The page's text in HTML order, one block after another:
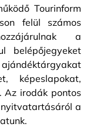
Tourinform
felül számos
a
belépőjegyeket
képeslapokat,
Az irodák pontos
a